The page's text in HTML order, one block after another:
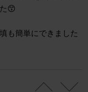
😙
も簡単にできました